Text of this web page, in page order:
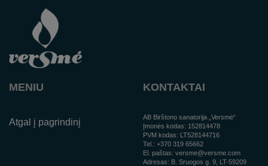
MENIU
Atgal į pagrindinį
KONTAKTAI
AB Birštono sanatorija „Versmė“
Įmonės kodas: 152814478
PVM kodas: LT528144716
Tel.: +370 319 65662
El. paštas: versme@versme.com
Adresas: B. Sruogos g. 9, LT-59209